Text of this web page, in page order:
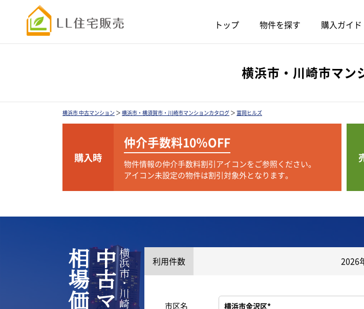
トップ 物件を探す 購入ガイド
横浜市・川崎市マン
横浜市 中古マンション ＞ 横浜市・横須賀市・川崎市マンションカタログ ＞ 富岡ヒルズ
購入時
仲介手数料10％OFF
物件情報の仲介手数料割引アイコンをご参照ください。
アイコン未設定の物件は割引対象外となります。
利用件数 2026
市区名